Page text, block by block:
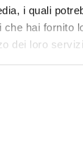
i quali
hai fornito
dei loro